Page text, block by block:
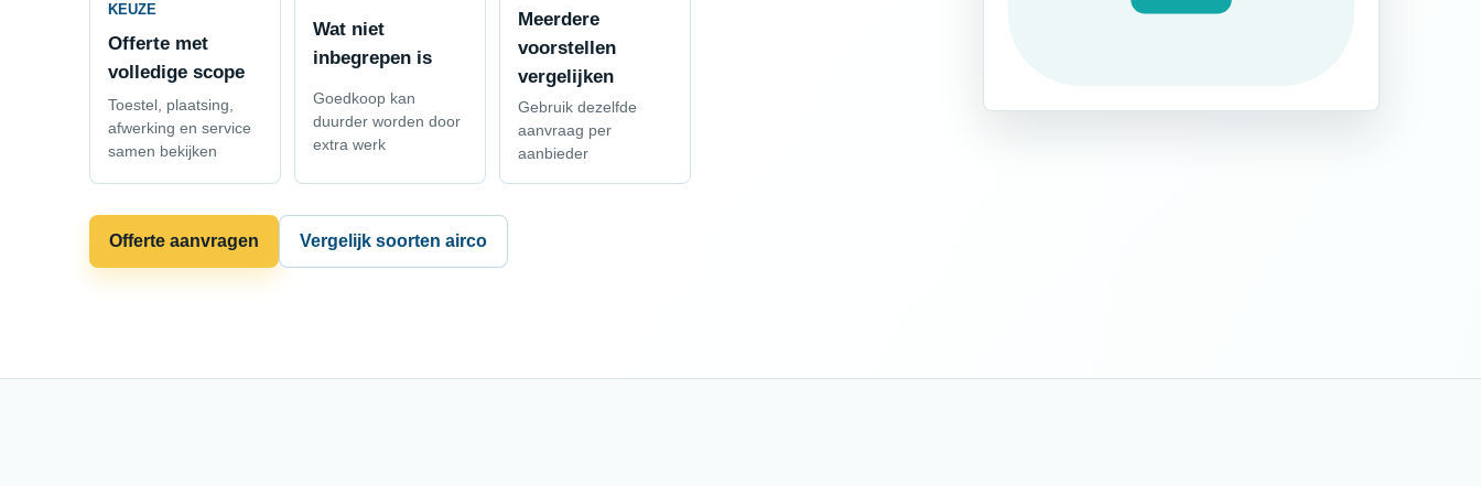
KEUZE
Offerte met
volledige scope
Toestel, plaatsing,
afwerking en service
samen bekijken
Wat niet
inbegrepen is
Goedkoop kan
duurder worden door
extra werk
Meerdere
voorstellen
vergelijken
Gebruik dezelfde
aanvraag per
aanbieder
Offerte aanvragen Vergelijk soorten airco